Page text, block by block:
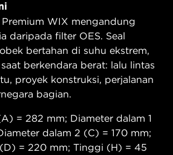
WIX mengandung
daripada filter OES. Seal
bertahan di suhu ekstrem,
berkendara berat: lalu lintas
proyek konstruksi, perjalanan
bagian.
= 282 mm; Diameter dalam 1
dalam 2 (C) = 170 mm;
= 220 mm; Tinggi (H) = 45